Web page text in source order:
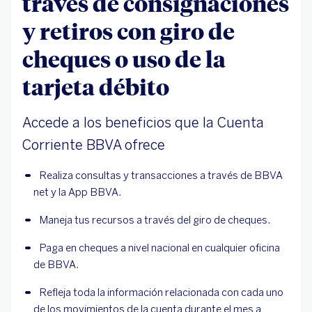
y retiros con giro de
cheques o uso de la
tarjeta débito
Accede a los beneficios que la Cuenta
Corriente BBVA ofrece
Realiza consultas y transacciones a través de BBVA
net y la App BBVA.
Maneja tus recursos a través del giro de cheques.
Paga en cheques a nivel nacional en cualquier oficina
de BBVA.
Refleja toda la información relacionada con cada uno
de los movimientos de la cuenta durante el mes a